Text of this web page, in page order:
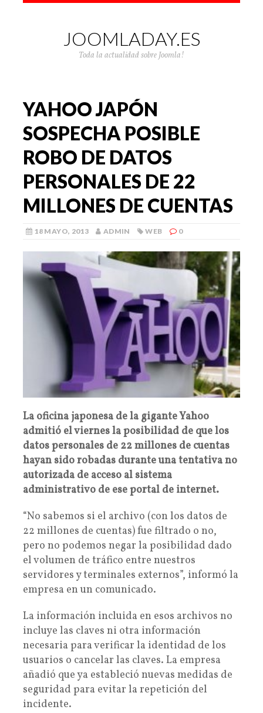
JOOMLADAY.ES
Toda la actualidad sobre Joomla!
YAHOO JAPÓN
SOSPECHA POSIBLE
ROBO DE DATOS
PERSONALES DE 22
MILLONES DE CUENTAS
18 MAYO, 2013 ADMIN WEB 0
La oficina japonesa de la gigante Yahoo
admitió el viernes la posibilidad de que los
datos personales de 22 millones de cuentas
hayan sido robadas durante una tentativa no
autorizada de acceso al sistema
administrativo de ese portal de internet.
“No sabemos si el archivo (con los datos de
22 millones de cuentas) fue filtrado o no,
pero no podemos negar la posibilidad dado
el volumen de tráfico entre nuestros
servidores y terminales externos”, informó la
empresa en un comunicado.
La información incluida en esos archivos no
incluye las claves ni otra información
necesaria para verificar la identidad de los
usuarios o cancelar las claves. La empresa
añadió que ya estableció nuevas medidas de
seguridad para evitar la repetición del
incidente.